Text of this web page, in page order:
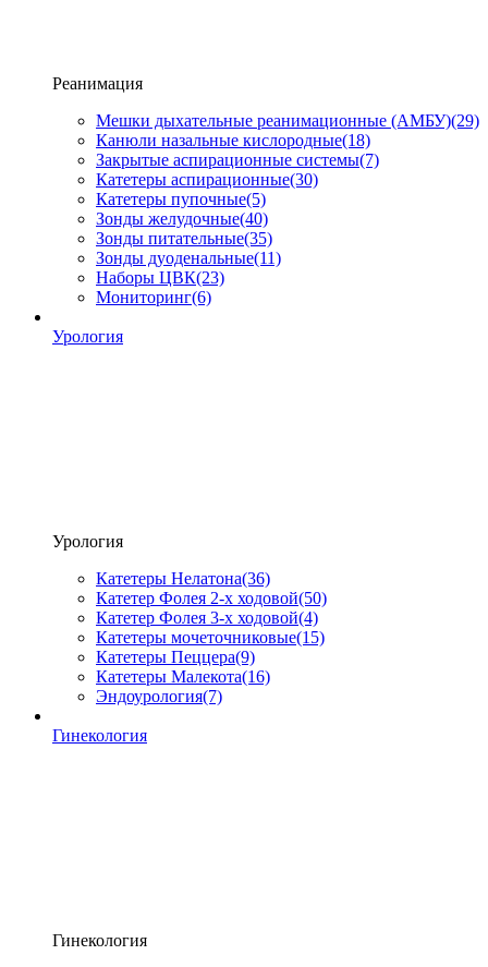
Реанимация
Мешки дыхательные реанимационные (АМБУ)(29)
Канюли назальные кислородные(18)
Закрытые аспирационные системы(7)
Катетеры аспирационные(30)
Катетеры пупочные(5)
Зонды желудочные(40)
Зонды питательные(35)
Зонды дуоденальные(11)
Наборы ЦВК(23)
Мониторинг(6)
Урология
Урология
Катетеры Нелатона(36)
Катетер Фолея 2-х ходовой(50)
Катетер Фолея 3-х ходовой(4)
Катетеры мочеточниковые(15)
Катетеры Пеццера(9)
Катетеры Малекота(16)
Эндоурология(7)
Гинекология
Гинекология